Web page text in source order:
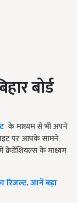
बोर्ड
के माध्यम से भी अपने
पर आपके सामने
के माध्यम
रिजल्ट, जानें बड़ा